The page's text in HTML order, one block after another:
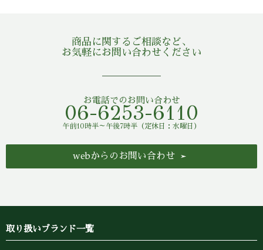
商品に関するご相談など、
お気軽にお問い合わせください
お電話でのお問い合わせ
06-6253-6110
午前10時半～午後7時半（定休日：水曜日）
webからのお問い合わせ
取り扱いブランド一覧